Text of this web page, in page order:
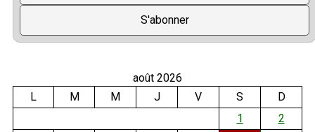
août 2026
L
M M J V S
D
1
2